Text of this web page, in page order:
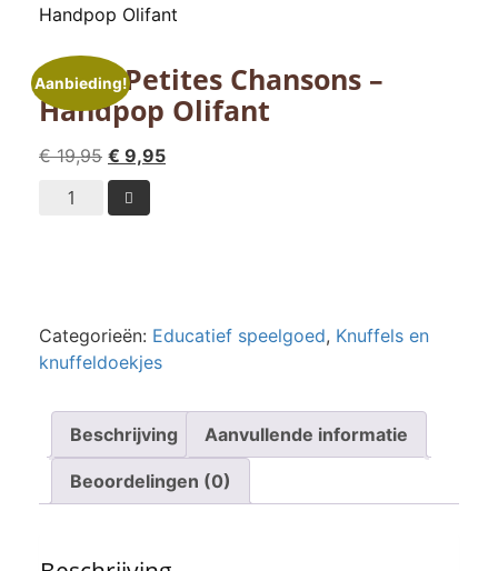
Handpop Olifant
Aanbieding!
Kaloo Petites Chansons –
Handpop Olifant
€19,95 Oorspronkelijke
prijs
was:
€ 9,95Huidige
Kaloo
Olifant
aantal

Categorieën: Educatief speelgoed, Knuffels en
knuffeldoekjes
Beschrijving Aanvullende informatie
Beoordelingen (0)